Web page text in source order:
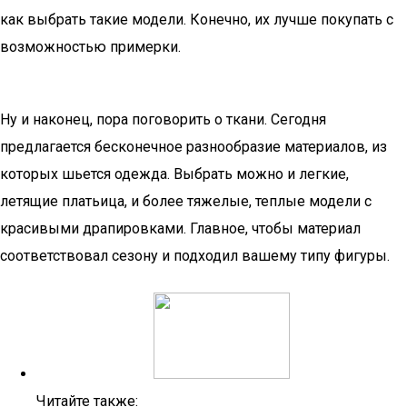
как выбрать такие модели. Конечно, их лучше покупать с
возможностью примерки.
Ну и наконец, пора поговорить о ткани. Сегодня
предлагается бесконечное разнообразие материалов, из
которых шьется одежда. Выбрать можно и легкие,
летящие платьица, и более тяжелые, теплые модели с
красивыми драпировками. Главное, чтобы материал
соответствовал сезону и подходил вашему типу фигуры.
Читайте также: